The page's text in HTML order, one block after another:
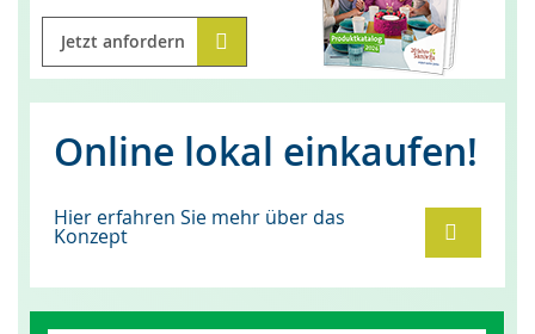
Jetzt anfordern
Online lokal einkaufen!
Hier erfahren Sie mehr über das
Konzept